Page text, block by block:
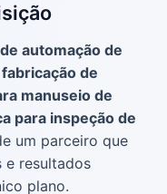
automação de
de
manuseio de
para inspeção de
um parceiro que
e resultados
plano.